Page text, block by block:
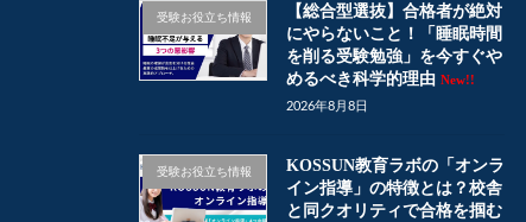
受験お役立ち情報
【総合型選抜】合格者が絶対
にやらないこと！「睡眠時間
を削る受験勉強」を今すぐや
めるべき科学的理由 New!!
2026年8月8日
受験お役立ち情報
KOSSUN教育ラボの「オンラ
イン指導」の特徴とは？校舎
と同クオリティで合格を掴む